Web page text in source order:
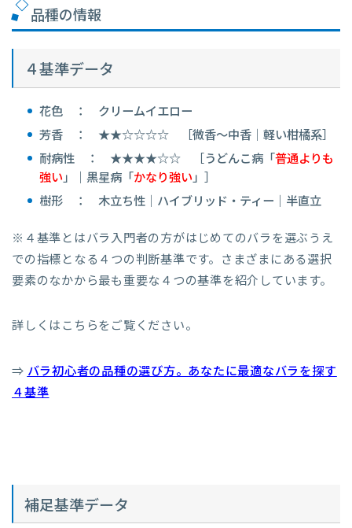
品種の情報
４基準データ
花色 ： クリームイエロー
芳香 ： ★★☆☆☆☆ ［微香～中香｜軽い柑橘系］
耐病性 ： ★★★★☆☆ ［うどんこ病「普通よりも
強い」｜黒星病「かなり強い」］
樹形 ： 木立ち性｜ハイブリッド・ティー｜半直立
※４基準とはバラ入門者の方がはじめてのバラを選ぶうえ
での指標となる４つの判断基準です。さまざまにある選択
要素のなかから最も重要な４つの基準を紹介しています。
詳しくはこちらをご覧ください。
⇒ バラ初心者の品種の選び方。あなたに最適なバラを探す
４基準
補足基準データ